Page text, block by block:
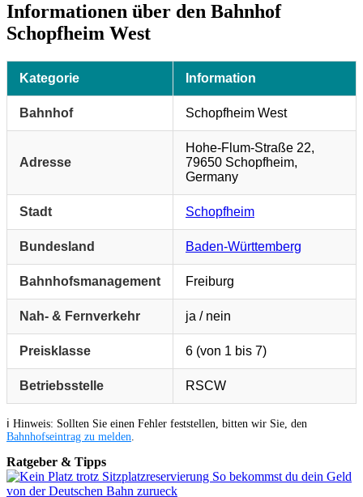
Informationen über den Bahnhof
Schopfheim West
Kategorie Information
Bahnhof Schopfheim West
Adresse
Hohe-Flum-Straße 22,
79650 Schopfheim,
Germany
Stadt Schopfheim
Bundesland Baden-Württemberg
Bahnhofsmanagement Freiburg
Nah- & Fernverkehr ja / nein
Preisklasse 6 (von 1 bis 7)
Betriebsstelle RSCW
ℹ️ Hinweis: Sollten Sie einen Fehler feststellen, bitten wir Sie, den
Bahnhofseintrag zu melden
Ratgeber & Tipps